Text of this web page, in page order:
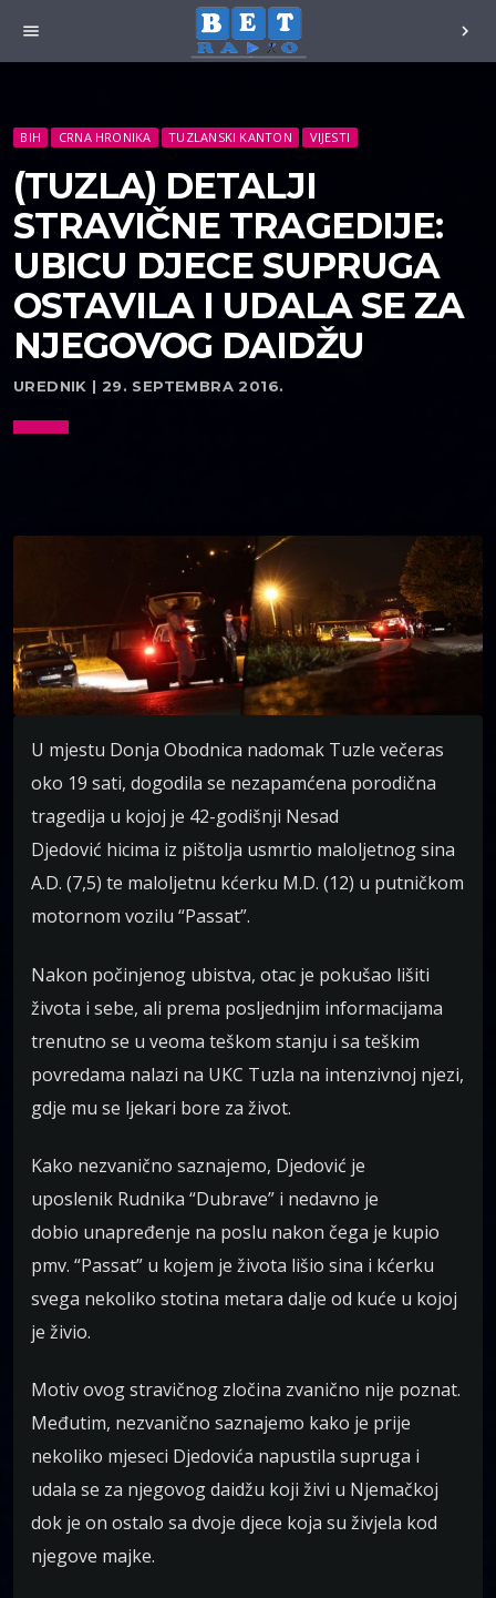
menu chevron_right
BIH CRNA HRONIKA TUZLANSKI KANTON VIJESTI
(TUZLA) DETALJI
STRAVIČNE TRAGEDIJE:
UBICU DJECE SUPRUGA
OSTAVILA I UDALA SE ZA
NJEGOVOG DAIDŽU
UREDNIK | 29. SEPTEMBRA 2016.
U mjestu Donja Obodnica nadomak Tuzle večeras
oko 19 sati, dogodila se nezapamćena porodična
tragedija u kojoj je 42-godišnji Nesad
Djedović hicima iz pištolja usmrtio maloljetnog sina
A.D. (7,5) te maloljetnu kćerku M.D. (12) u putničkom
motornom vozilu “Passat”.
Nakon počinjenog ubistva, otac je pokušao lišiti
života i sebe, ali prema posljednjim informacijama
trenutno se u veoma teškom stanju i sa teškim
povredama nalazi na UKC Tuzla na intenzivnoj njezi,
gdje mu se ljekari bore za život.
Kako nezvanično saznajemo, Djedović je
uposlenik Rudnika “Dubrave” i nedavno je
dobio unapređenje na poslu nakon čega je kupio
pmv. “Passat” u kojem je života lišio sina i kćerku
svega nekoliko stotina metara dalje od kuće u kojoj
je živio.
Motiv ovog stravičnog zločina zvanično nije poznat.
Međutim, nezvanično saznajemo kako je prije
nekoliko mjeseci Djedovića napustila supruga i
udala se za njegovog daidžu koji živi u Njemačkoj
dok je on ostalo sa dvoje djece koja su živjela kod
njegove majke.